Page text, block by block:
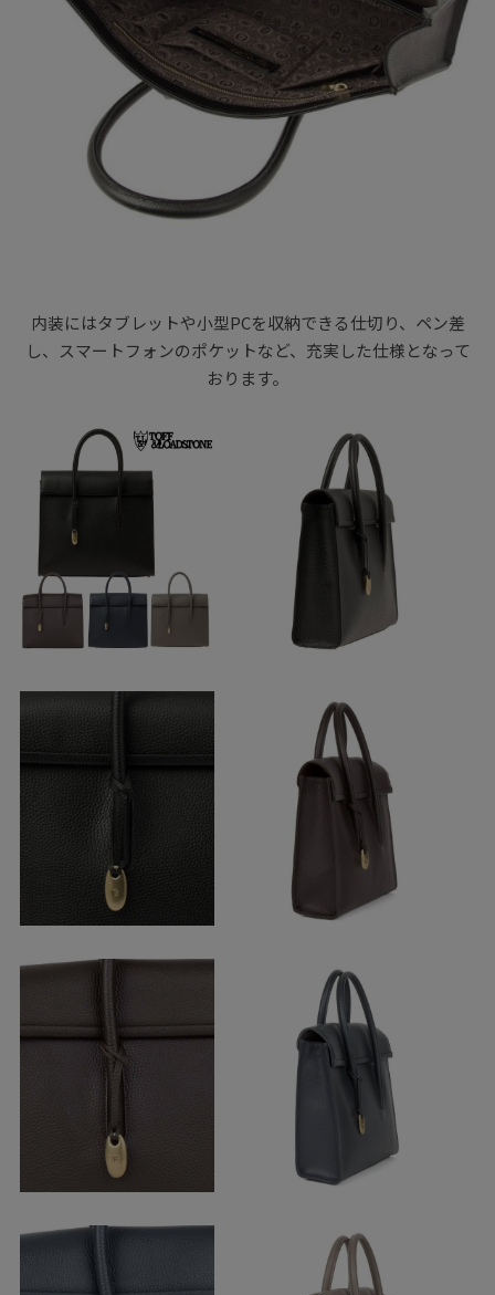
内装にはタブレットや小型PCを収納できる仕切り、ペン差
し、スマートフォンのポケットなど、充実した仕様となって
おります。